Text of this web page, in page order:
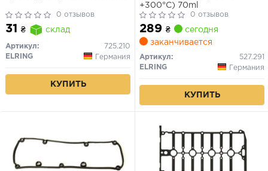
0 отзывов
31 ₴ склад
Артикул:
725.210
ELRING
Германия
КУПИТЬ
+300°C) 70ml
0 отзывов
289 ₴
сегодня
заканчивается
Артикул:
527.291
ELRING
Германия
КУПИТЬ